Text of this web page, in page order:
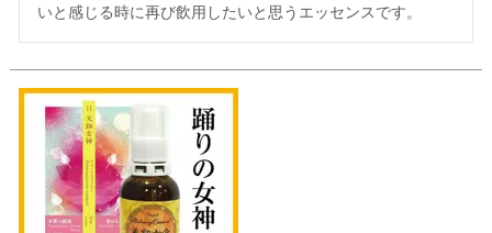
いと感じる時に再び飲用したいと思うエッセンスです。